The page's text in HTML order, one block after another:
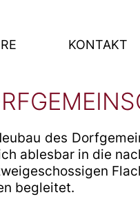
KONTAKT
des
ablesbar in die
begleitet.